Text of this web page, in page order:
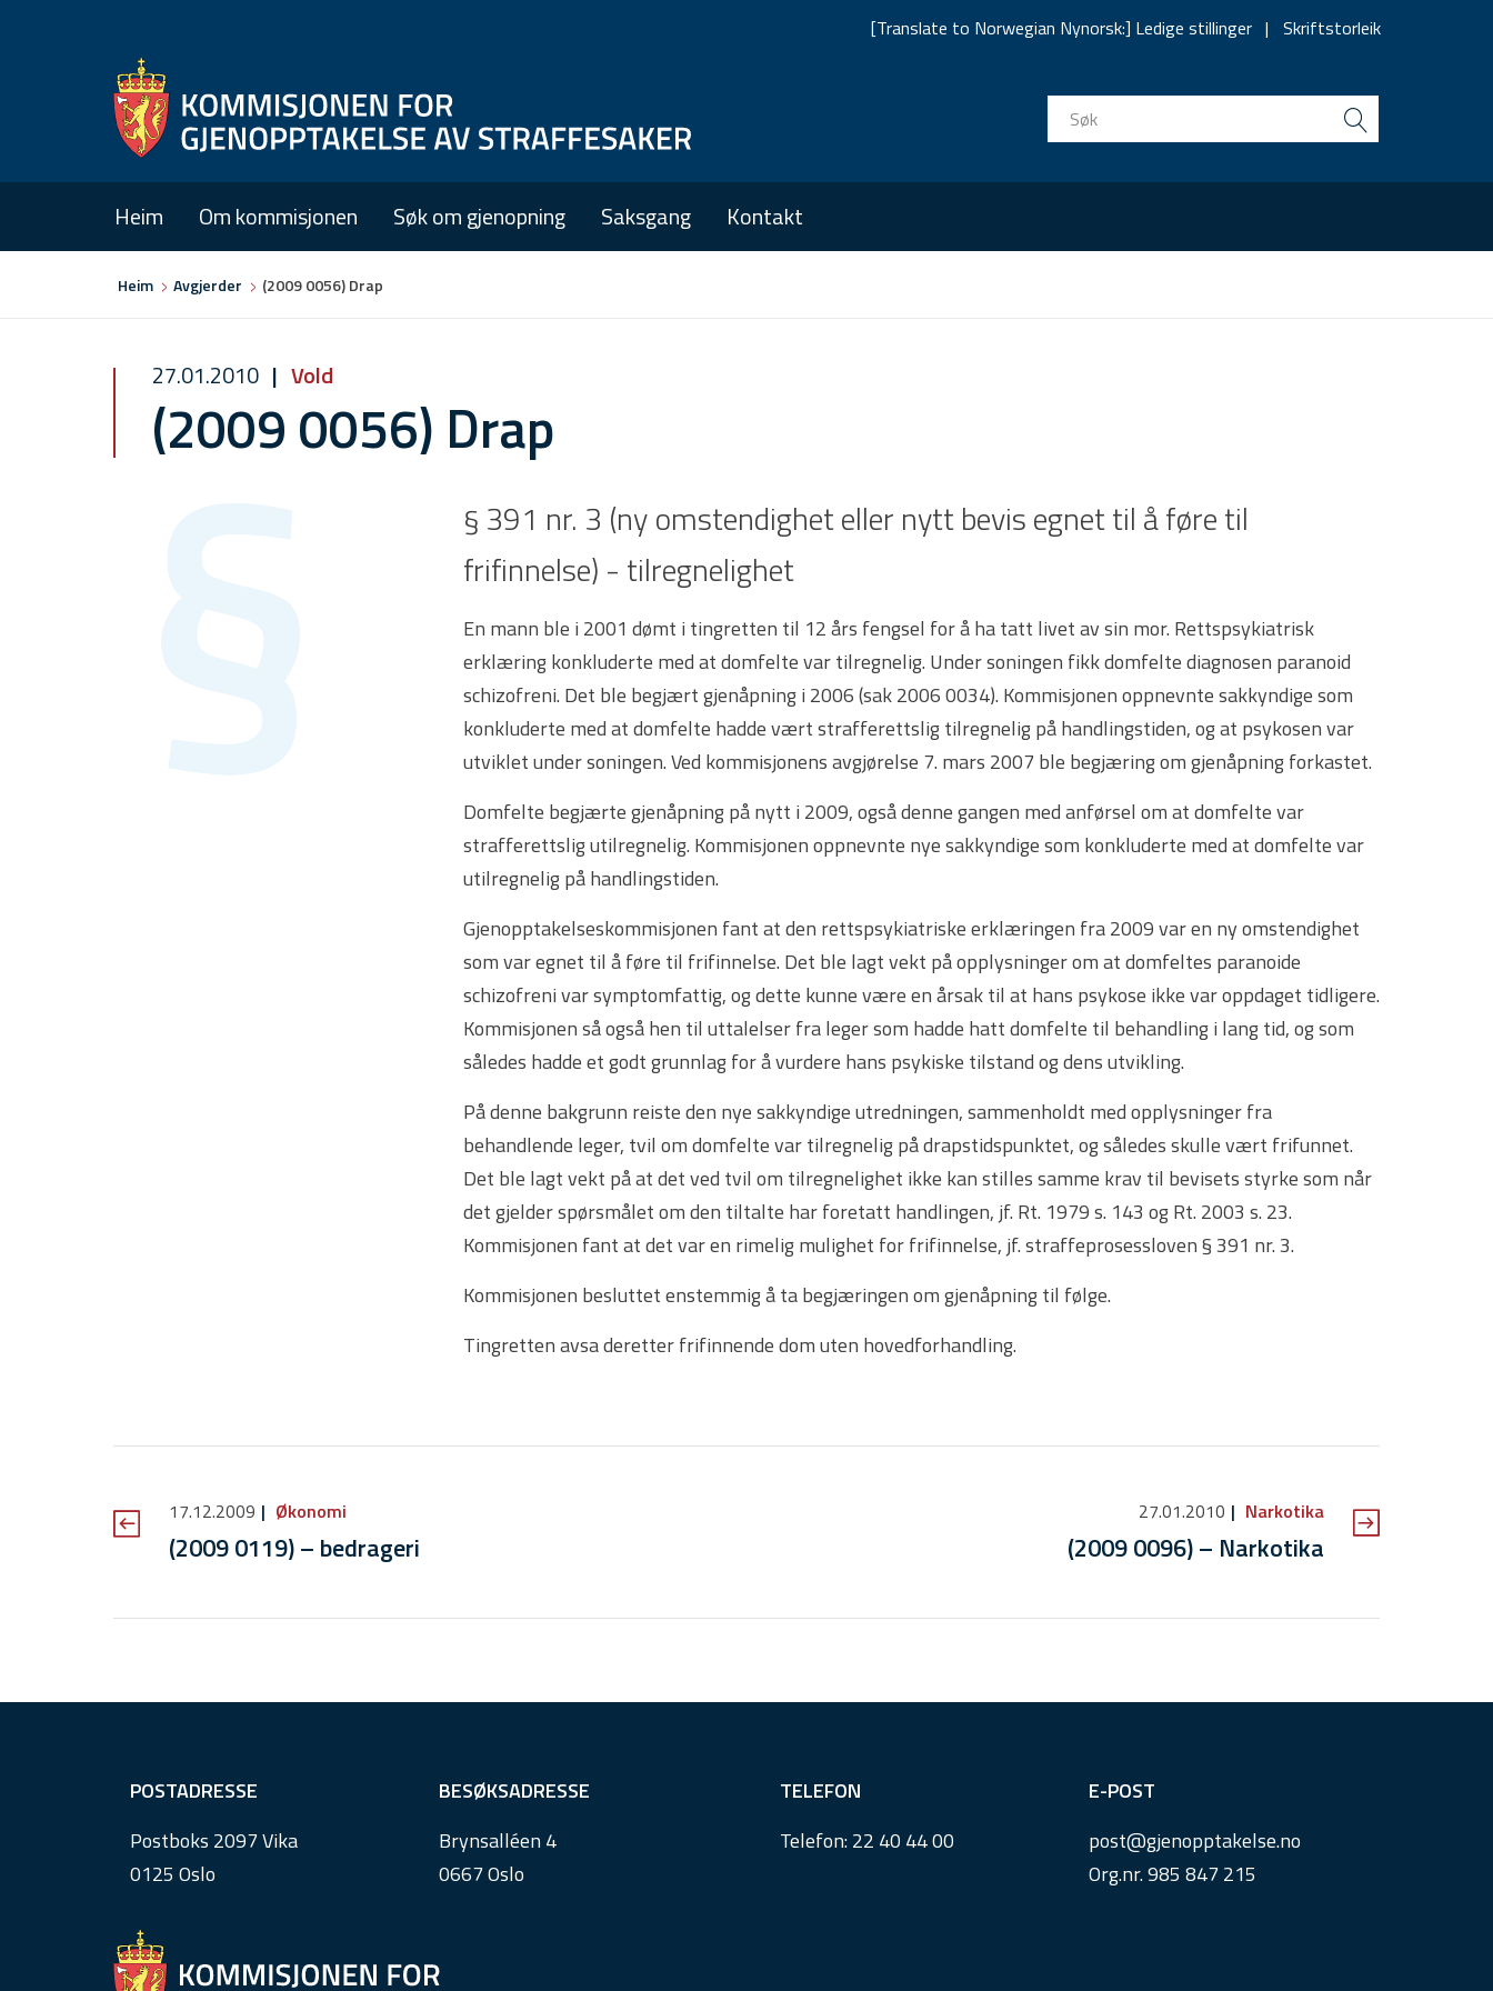
[Translate to Norwegian Nynorsk:] Ledige stillinger Skriftstorleik
Heim Om kommisjonen Søk om gjenopning Saksgang Kontakt
Heim Avgjerder (2009 0056) Drap
27.01.2010 Vold
(2009 0056) Drap
§ 391 nr. 3 (ny omstendighet eller nytt bevis egnet til å føre til
frifinnelse) - tilregnelighet
En mann ble i 2001 dømt i tingretten til 12 års fengsel for å ha tatt livet av sin mor. Rettspsykiatrisk
erklæring konkluderte med at domfelte var tilregnelig. Under soningen fikk domfelte diagnosen paranoid
schizofreni. Det ble begjært gjenåpning i 2006 (sak 2006 0034). Kommisjonen oppnevnte sakkyndige som
konkluderte med at domfelte hadde vært strafferettslig tilregnelig på handlingstiden, og at psykosen var
utviklet under soningen. Ved kommisjonens avgjørelse 7. mars 2007 ble begjæring om gjenåpning forkastet.
Domfelte begjærte gjenåpning på nytt i 2009, også denne gangen med anførsel om at domfelte var
strafferettslig utilregnelig. Kommisjonen oppnevnte nye sakkyndige som konkluderte med at domfelte var
utilregnelig på handlingstiden.
Gjenopptakelseskommisjonen fant at den rettspsykiatriske erklæringen fra 2009 var en ny omstendighet
som var egnet til å føre til frifinnelse. Det ble lagt vekt på opplysninger om at domfeltes paranoide
schizofreni var symptomfattig, og dette kunne være en årsak til at hans psykose ikke var oppdaget tidligere.
Kommisjonen så også hen til uttalelser fra leger som hadde hatt domfelte til behandling i lang tid, og som
således hadde et godt grunnlag for å vurdere hans psykiske tilstand og dens utvikling.
På denne bakgrunn reiste den nye sakkyndige utredningen, sammenholdt med opplysninger fra
behandlende leger, tvil om domfelte var tilregnelig på drapstidspunktet, og således skulle vært frifunnet.
Det ble lagt vekt på at det ved tvil om tilregnelighet ikke kan stilles samme krav til bevisets styrke som når
det gjelder spørsmålet om den tiltalte har foretatt handlingen, jf. Rt. 1979 s. 143 og Rt. 2003 s. 23.
Kommisjonen fant at det var en rimelig mulighet for frifinnelse, jf. straffeprosessloven § 391 nr. 3.
Kommisjonen besluttet enstemmig å ta begjæringen om gjenåpning til følge.
Tingretten avsa deretter frifinnende dom uten hovedforhandling.
17.12.2009 Økonomi
(2009 0119) – bedrageri
27.01.2010 Narkotika
(2009 0096) – Narkotika
POSTADRESSE
Postboks 2097 Vika
0125 Oslo
BESØKSADRESSE
Brynsalléen 4
0667 Oslo
TELEFON
Telefon:22 40 44 00
E-POST
post@gjenopptakelse.no
Org.nr. 985 847 215